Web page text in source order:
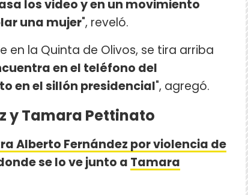
los video y en un movimiento
una mujer", reveló.
en la Quinta de Olivos, se tira arriba
en el teléfono del
en el sillón presidencial", agregó.
y Tamara Pettinato
Alberto Fernández por violencia de
se lo ve junto a Tamara